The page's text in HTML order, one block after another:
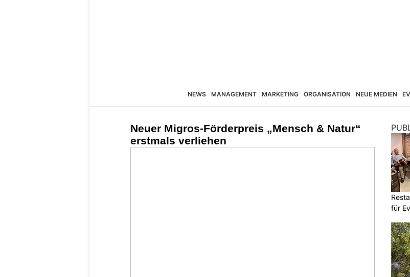
NEWS MANAGEMENT MARKETING ORGANISATION NEUE MEDIEN
Neuer Migros-Förderpreis „Mensch & Natur“
erstmals verliehen
für